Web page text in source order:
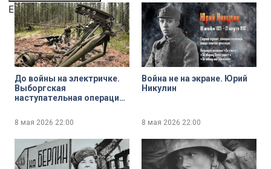
End of dialog window.
До войны на электричке.
Выборгская
наступательная операция
8 мая 2026 22:00
Война не на экране. Юрий
Никулин
8 мая 2026 22:00